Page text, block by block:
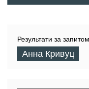
Результати за
Анна Кривуц